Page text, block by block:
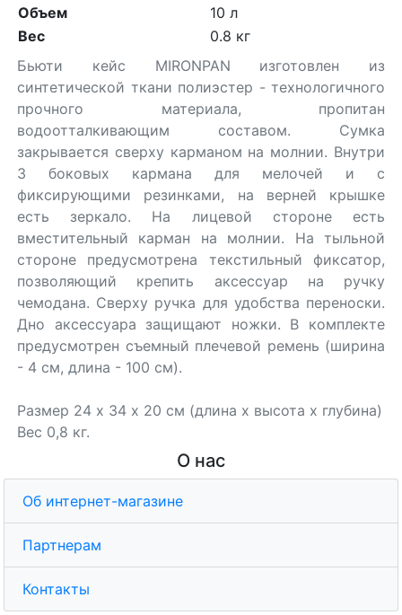
Объем
10 л
Вес
0.8 кг
Бьюти кейс MIRONPAN изготовлен из
синтетической ткани полиэстер - технологичного
прочного материала, пропитан
водоотталкивающим составом. Сумка
закрывается сверху карманом на молнии. Внутри
3 боковых кармана для мелочей и с
фиксирующими резинками, на верней крышке
есть зеркало. На лицевой стороне есть
вместительный карман на молнии. На тыльной
стороне предусмотрена текстильный фиксатор,
позволяющий крепить аксессуар на ручку
чемодана. Сверху ручка для удобства переноски.
Дно аксессуара защищают ножки. В комплекте
предусмотрен съемный плечевой ремень (ширина
- 4 см, длина - 100 см).
Размер 24 х 34 х 20 см (длина х высота х глубина)
Вес 0,8 кг.
О нас
Об интернет-магазине
Партнерам
Контакты